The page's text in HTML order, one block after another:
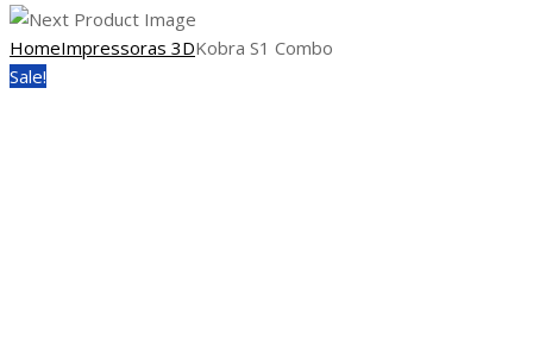
HomeImpressoras 3DKobra S1 Combo
Sale!